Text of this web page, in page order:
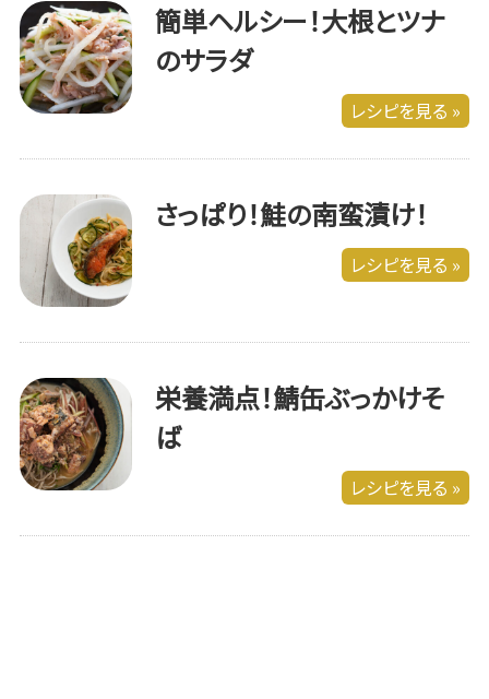
簡単ヘルシー！大根とツナ
のサラダ
レシピを見る »
さっぱり！鮭の南蛮漬け！
レシピを見る »
栄養満点！鯖缶ぶっかけそ
ば
レシピを見る »